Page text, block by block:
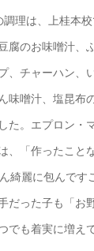
調理は、上桂本
腐のお味噌汁、
、チャーハン、
味噌汁、塩昆布
た。エプロン・
、「作ったこと
綺麗に包んです
だった子も「お
でも着実に増え